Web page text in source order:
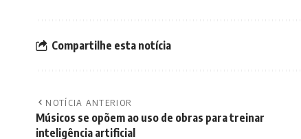
Compartilhe esta notícia
NOTÍCIA ANTERIOR
Músicos se opõem ao uso de obras para treinar
inteligência artificial